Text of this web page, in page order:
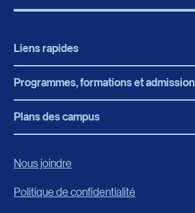
Liens rapides
Actualités
Bibliothèque
Boutique en ligne
Carrières
Programmes, formations et admission
Programmes, formations et admission
Plans des campus
Nous joindre
Politique de confidentialité